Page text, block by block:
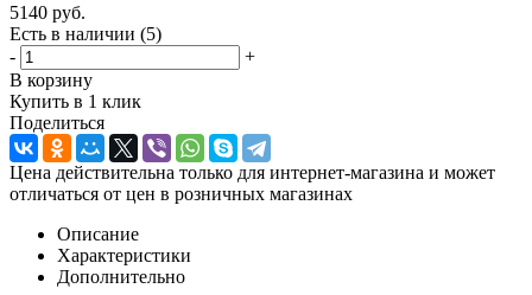
5140 руб.
Есть в наличии (5)
-
+
В корзину
Купить в 1 клик
Поделиться
Цена действительна только для интернет-магазина и может
отличаться от цен в розничных магазинах
Описание
Характеристики
Дополнительно